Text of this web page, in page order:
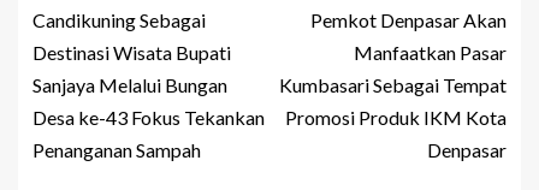
Candikuning Sebagai
Destinasi Wisata Bupati
Sanjaya Melalui Bungan
Desa ke-43 Fokus Tekankan
Penanganan Sampah
Pemkot Denpasar Akan
Manfaatkan Pasar
Kumbasari Sebagai Tempat
Promosi Produk IKM Kota
Denpasar